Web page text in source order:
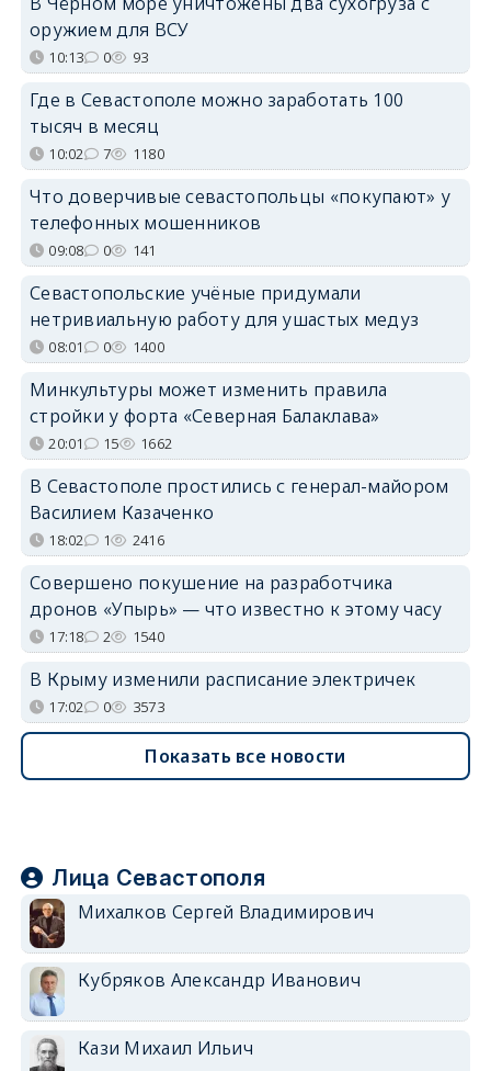
оружием для ВСУ
10:13 0 93
Где в Севастополе можно заработать 100
тысяч в месяц
10:02 7 1180
Что доверчивые севастопольцы «покупают» у
телефонных мошенников
09:08 0 141
Севастопольские учёные придумали
нетривиальную работу для ушастых медуз
08:01 0 1400
Минкультуры может изменить правила
стройки у форта «Северная Балаклава»
20:01 15 1662
В Севастополе простились с генерал-майором
Василием Казаченко
18:02 1 2416
Совершено покушение на разработчика
дронов «Упырь» — что известно к этому часу
17:18 2 1540
В Крыму изменили расписание электричек
17:02 0 3573
Показать все новости
Лица Севастополя
Михалков Сергей Владимирович
Кубряков Александр Иванович
Кази Михаил Ильич